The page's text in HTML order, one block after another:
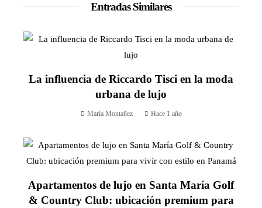
Entradas Similares
La influencia de Riccardo Tisci en la moda
urbana de lujo
Maria Montañez Hace 1 año
Apartamentos de lujo en Santa María Golf
& Country Club: ubicación premium para